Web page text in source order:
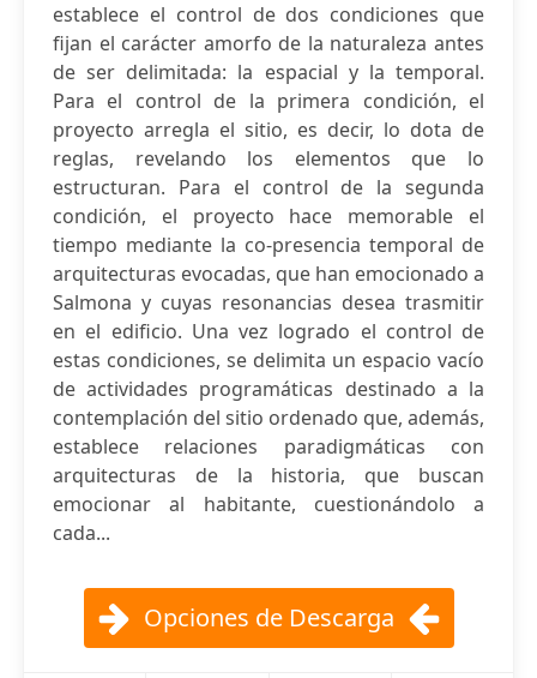
establece el control de dos condiciones que
fijan el carácter amorfo de la naturaleza antes
de ser delimitada: la espacial y la temporal.
Para el control de la primera condición, el
proyecto arregla el sitio, es decir, lo dota de
reglas, revelando los elementos que lo
estructuran. Para el control de la segunda
condición, el proyecto hace memorable el
tiempo mediante la co-presencia temporal de
arquitecturas evocadas, que han emocionado a
Salmona y cuyas resonancias desea trasmitir
en el edificio. Una vez logrado el control de
estas condiciones, se delimita un espacio vacío
de actividades programáticas destinado a la
contemplación del sitio ordenado que, además,
establece relaciones paradigmáticas con
arquitecturas de la historia, que buscan
emocionar al habitante, cuestionándolo a
cada...
Opciones de Descarga